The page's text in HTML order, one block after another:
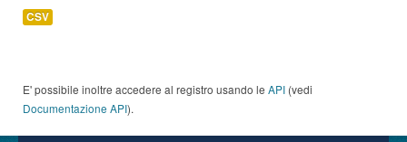
CSV
E' possibile inoltre accedere al registro usando le API (vedi
Documentazione API).